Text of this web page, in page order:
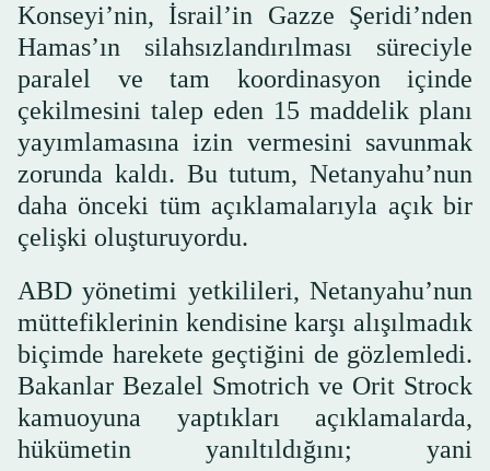
Konseyi’nin, İsrail’in Gazze Şeridi’nden
Hamas’ın silahsızlandırılması süreciyle
paralel ve tam koordinasyon içinde
çekilmesini talep eden 15 maddelik planı
yayımlamasına izin vermesini savunmak
zorunda kaldı. Bu tutum, Netanyahu’nun
daha önceki tüm açıklamalarıyla açık bir
çelişki oluşturuyordu.
ABD yönetimi yetkilileri, Netanyahu’nun
müttefiklerinin kendisine karşı alışılmadık
biçimde harekete geçtiğini de gözlemledi.
Bakanlar Bezalel Smotrich ve Orit Strock
kamuoyuna yaptıkları açıklamalarda,
hükümetin yanıltıldığını; yani